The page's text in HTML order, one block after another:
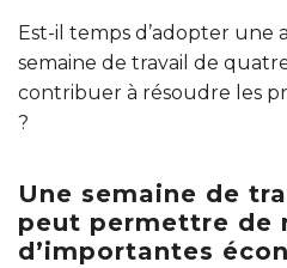
Est-il temps d’adopter une
semaine de travail de
contribuer à résoudre les
?
Une semaine de
peut permettre de
d’importantes